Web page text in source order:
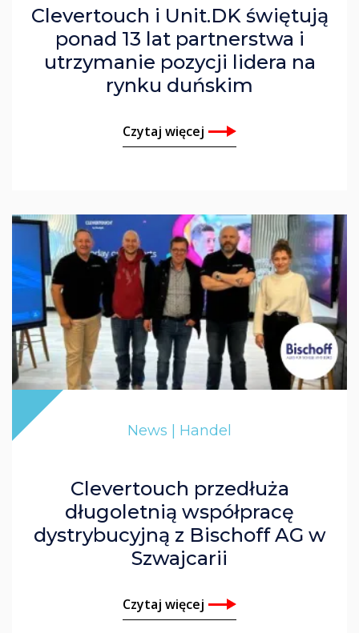
Clevertouch i Unit.DK świętują
ponad 13 lat partnerstwa i
utrzymanie pozycji lidera na
rynku duńskim
Czytaj więcej
News | Handel
Clevertouch przedłuża
długoletnią współpracę
dystrybucyjną z Bischoff AG w
Szwajcarii
Czytaj więcej